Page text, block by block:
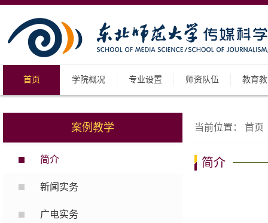
首页 学院概况 专业设置 师资队伍 教育
案例教学
简介
新闻实务
广电实务
当前位置： 首页
简介